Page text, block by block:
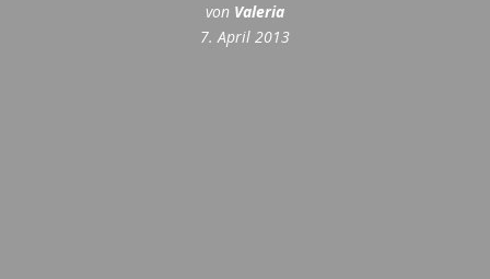
von Valeria
7. April 2013